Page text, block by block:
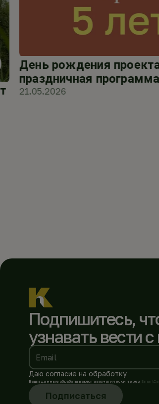
День рождения
праздничная программа
21.05.2026
Подпишитесь,
узнавать вести
Email
Даю согласие на обработку
Ваши данные обрабатываются автоматически через
Подписаться